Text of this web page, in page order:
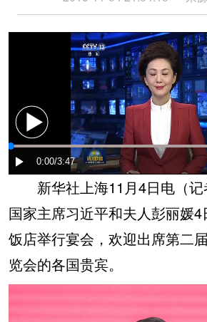
新华社上海11月4日电（记
国家主席习近平和夫人彭丽媛
饭店举行宴会，欢迎出席第二
览会的各国贵宾。